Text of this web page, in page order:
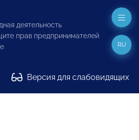
деятельность
прав предпринимателей
Версия для слабовидящих
RU